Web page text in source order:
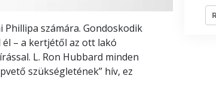
A szervezés alapjai
számára. Gondoskodik
– a kertjétől az ott lakó
L. Ron Hubbard minden
szükségletének” hív, ez